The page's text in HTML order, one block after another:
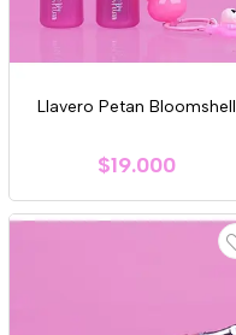
Llavero Petan Bloomshell
$19.000